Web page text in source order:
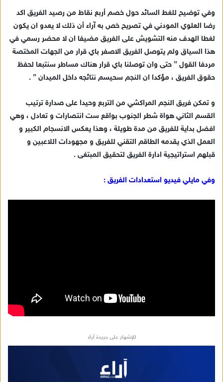
وفي توضيح للغط السائد حول خصم أربع نقاط من رصيد الفريق اكد
رضا العلوي المودني في تصريح خص به آراء أن ذلك لا يعدو ان يكون
لغطا الهدف منه التشويش على الفريق مضيفا ان لا محضر رسمي في
هذا السياق ولم يتوصل الفريق الاصفر باي قرار من الجهات المختصة
مردفا القول ” حتى وان توصلنا باي قرار هناك مساطر سنتبعا لحفظ
حقوق الفريق ، مؤكدا ان النجم سحيسم نتائجه داخل الميدان ” .
و تمكن فريق النجم المراكشي من التربع وحيدا على صدارة ترتيب
القسم الثاني هواة شطر الجنوب بواقع ست انتصارات و تعادل ، وهي
افضل بداية للفريق من مدة طويلة ، وهذا يعكس الانسجام الكبير و
العمل الذي يقدمه الطاقم التقني للفريق و مجهودات اللاعبين و
قبلهم استراتيجية ادارة الفريق لتحقيق المبتغى .
وفي مايلي فيديو استعدادات الفريق :
للإشهار على جريدة آراء